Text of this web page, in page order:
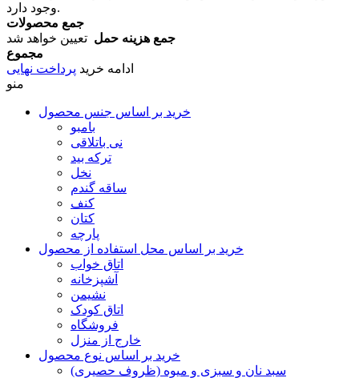
وجود دارد.
جمع محصولات
جمع هزینه حمل تعیین خواهد شد
مجموع
ادامه خرید پرداخت نهایی
منو
خرید بر اساس جنس محصول
بامبو
نی باتلاقی
ترکه بید
نخل
ساقه گندم
کنف
کتان
پارچه
خرید بر اساس محل استفاده از محصول
اتاق خواب
آشپزخانه
نشیمن
اتاق کودک
فروشگاه
خارج از منزل
خرید بر اساس نوع محصول
سبد نان و سبزی و میوه (ظروف حصیری)